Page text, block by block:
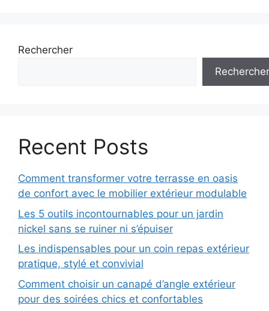
Rechercher
Rechercher
Recent Posts
Comment transformer votre terrasse en oasis
de confort avec le mobilier extérieur modulable
Les 5 outils incontournables pour un jardin
nickel sans se ruiner ni s’épuiser
Les indispensables pour un coin repas extérieur
pratique, stylé et convivial
Comment choisir un canapé d’angle extérieur
pour des soirées chics et confortables